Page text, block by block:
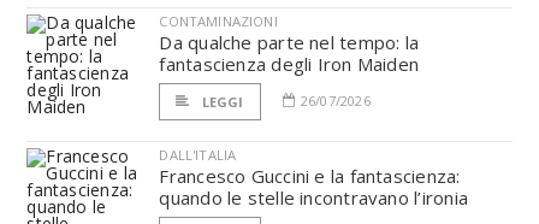
CONTAMINAZIONI
Da qualche parte nel tempo: la
fantascienza degli Iron Maiden
LEGGI 26/07/2026
DALL'ITALIA
Francesco Guccini e la fantascienza:
quando le stelle incontravano l’ironia